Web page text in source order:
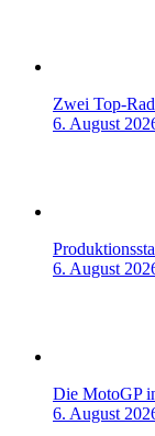
Zwei Top-
6. August
6. August
Die MotoGP
6. August